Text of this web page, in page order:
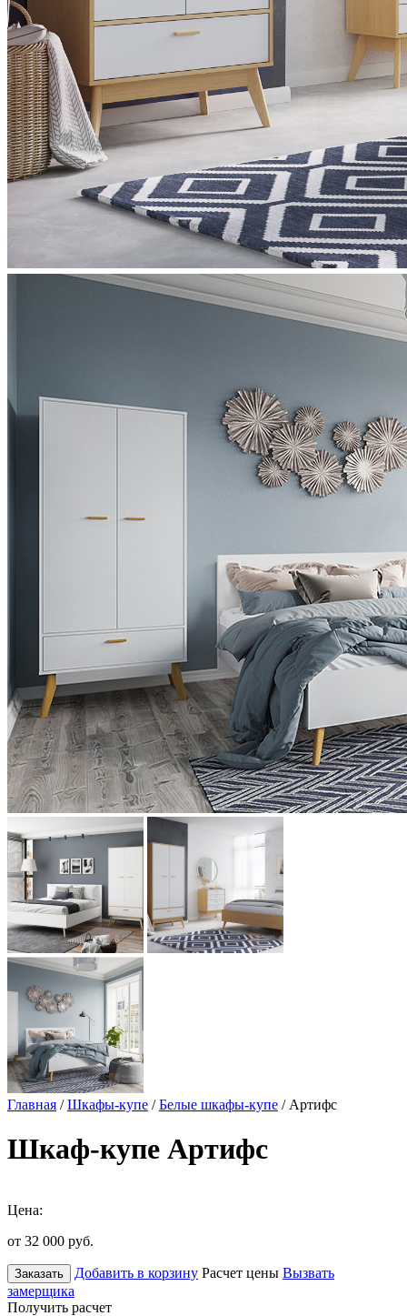
Главная /Шкафы-купе /Белые шкафы-купе / Артифс
Шкаф-купе Артифс
Цена:
от 32 000 руб.
Заказать Добавить в корзину Расчет цены Вызвать
замерщика
Получить расчет